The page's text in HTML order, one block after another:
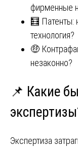
фирменные
🧮 Патенты:
технология?
🤑
незаконно?
📌 Какие
Экспертиза